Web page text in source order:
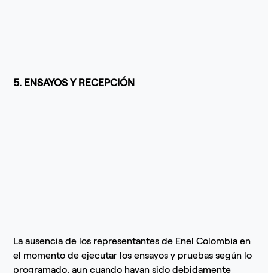
5. ENSAYOS Y RECEPCIÓN
La ausencia de los representantes de Enel Colombia en
el momento de ejecutar los ensayos y pruebas según lo
programado, aun cuando hayan sido debidamente